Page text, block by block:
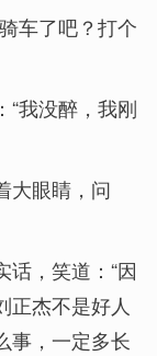
车了吧？打个
“我没醉，我刚
大眼睛，问
，笑道：“因
正杰不是好人
事，一定多长